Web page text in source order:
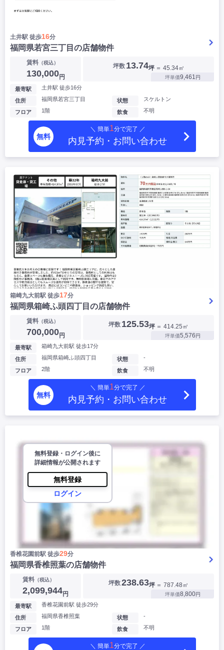
土井駅 徒歩16分
福岡県若宮三丁目の店舗物件
賃料（税込）
130,000円
坪数 13.74坪 ＝ 45.34㎡
坪単価9,461円
最寄駅 土井駅 徒歩16分
住所 福岡県若宮三丁目
フロア 1階
状態 スケルトン
飲食 不明
無料
＼ 簡単1分で完了 ／
内見予約・お問い合わせ
箱崎九大前駅 徒歩17分
福岡県箱崎ふ頭四丁目の店舗物件
賃料（税込）
700,000円
坪数 125.53坪 ＝ 414.25㎡
坪単価5,576円
最寄駅 箱崎九大前駅 徒歩17分
住所 福岡県箱崎ふ頭四丁目
フロア 2階
状態 -
飲食 不明
無料
＼ 簡単1分で完了 ／
内見予約・お問い合わせ
無料登録・ログイン後に
詳細情報が公開されます
無料登録
ログイン
香椎花園前駅 徒歩29分
福岡県香椎照葉の店舗物件
賃料 （税込）
2,099,944円
坪数238.63坪 ＝ 787.48㎡
坪単価8,800円
最寄駅 香椎花園前駅 徒歩29分
住所 福岡県香椎照葉
フロア 1階
状態 -
飲食 不明
＼ 簡単1分で完了 ／